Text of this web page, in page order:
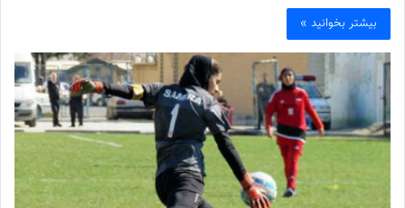
بیشتر بخوانید »